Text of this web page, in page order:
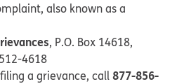
also known as a
, P.O. Box 14618,
4618
a grievance, call877-856-